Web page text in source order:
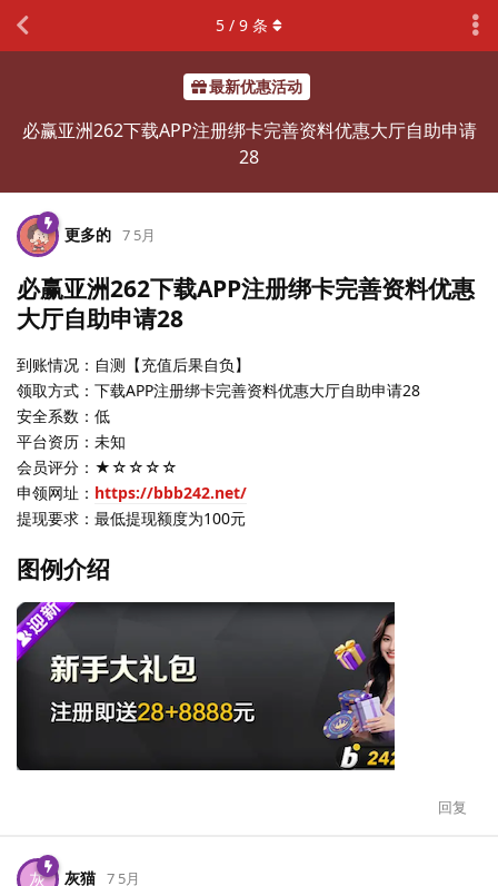
最新优惠活动
必赢亚洲262下载APP注册绑卡完善资料优惠大厅自助申请
28
5 / 9 条
更多的 7 5月
必赢亚洲262下载APP注册绑卡完善资料优惠
大厅自助申请28
到账情况：自测【充值后果自负】
领取方式：下载APP注册绑卡完善资料优惠大厅自助申请28
安全系数：低
平台资历：未知
会员评分：★☆☆☆☆
申领网址： https://bbb242.net/
提现要求：最低提现额度为100元
图例介绍
回复
灰 灰猫 7 5月